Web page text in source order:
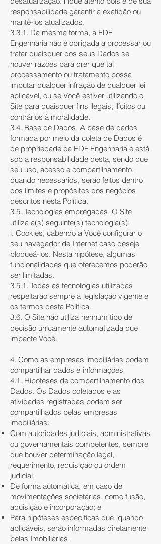
responsabilidade garantir a exatidão ou
mantê-los atualizados.
3.3.1. Da mesma forma, a EDF
Engenharia não é obrigada a processar ou
tratar quaisquer dos seus Dados se
houver razões para crer que tal
processamento ou tratamento possa
imputar qualquer infração de qualquer lei
aplicável, ou se Você estiver utilizando o
Site para quaisquer fins ilegais, ilícitos ou
contrários à moralidade.
3.4. Base de Dados. A base de dados
formada por meio da coleta de Dados é
de propriedade da EDF Engenharia e está
sob a responsabilidade desta, sendo que
seu uso, acesso e compartilhamento,
quando necessários, serão feitos dentro
dos limites e propósitos dos negócios
descritos nesta Política.
3.5. Tecnologias empregadas. O Site
utiliza a(s) seguinte(s) tecnologia(s):
i. Cookies, cabendo a Você configurar o
seu navegador de Internet caso deseje
bloqueá-los. Nesta hipótese, algumas
funcionalidades que oferecemos poderão
ser limitadas.
3.5.1. Todas as tecnologias utilizadas
respeitarão sempre a legislação vigente e
os termos desta Política.
3.6. O Site não utiliza nenhum tipo de
decisão unicamente automatizada que
impacte Você.
4. Como as empresas imobiliárias podem
compartilhar dados e informações
4.1. Hipóteses de compartilhamento dos
Dados. Os Dados coletados e as
atividades registradas podem ser
compartilhados pelas empresas
imobiliárias:
Com autoridades judiciais, administrativas
ou governamentais competentes, sempre
que houver determinação legal,
requerimento, requisição ou ordem
judicial;
De forma automática, em caso de
movimentações societárias, como fusão,
aquisição e incorporação; e
Para hipóteses específicas que, quando
aplicáveis, serão informadas diretamente
pelas Imobiliárias.